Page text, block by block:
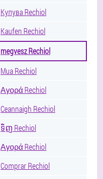
Купува Rechiol
Kaufen Rechiol
megvesz Rechiol
Mua Rechiol
Αγορά Rechiol
Ceannaigh Rechiol
ទិញ Rechiol
Αγορά Rechiol
Comprar Rechiol